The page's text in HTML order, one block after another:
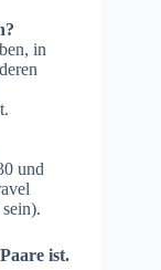
in
und
ist.